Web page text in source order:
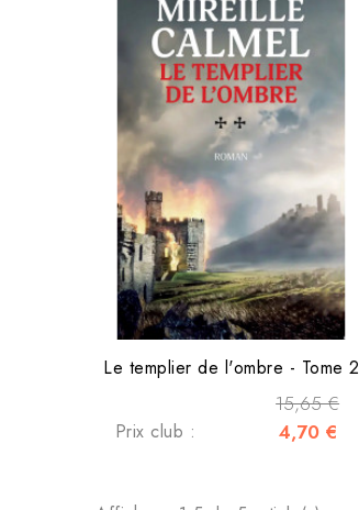
Le templier de l'ombre - Tome 2
15,65 €
Prix club : 4,70 €